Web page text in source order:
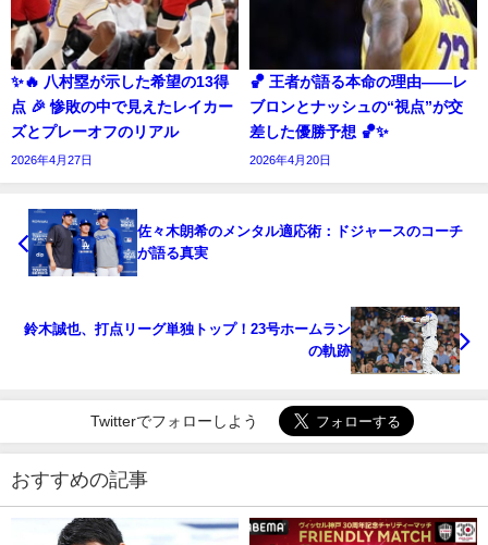
✨🔥 八村塁が示した希望の13得
点 🎉 惨敗の中で見えたレイカー
ズとプレーオフのリアル
2026年4月27日
🏀 王者が語る本命の理由――レ
ブロンとナッシュの“視点”が交
差した優勝予想 🏀✨
2026年4月20日
佐々木朗希のメンタル適応術：ドジャースのコーチ
が語る真実
鈴木誠也、打点リーグ単独トップ！23号ホームラン
の軌跡
Twitterでフォローしよう
おすすめの記事